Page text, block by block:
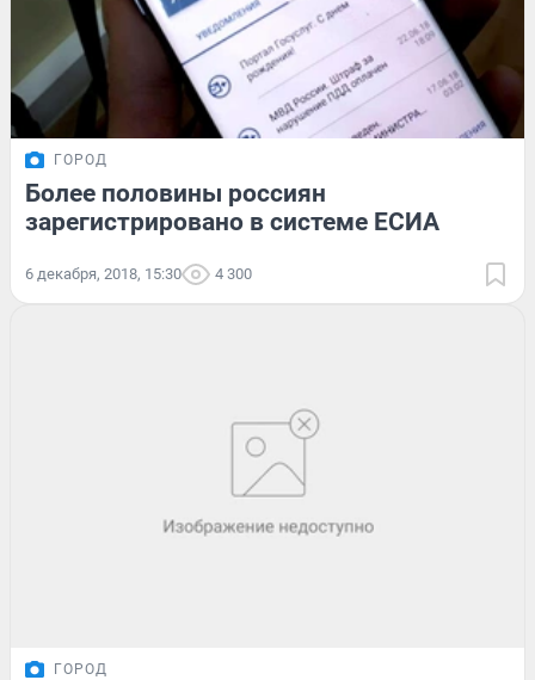
ГОРОД
Более половины россиян
зарегистрировано в системе ЕСИА
6 декабря, 2018, 15:30 4 300
ГОРОД